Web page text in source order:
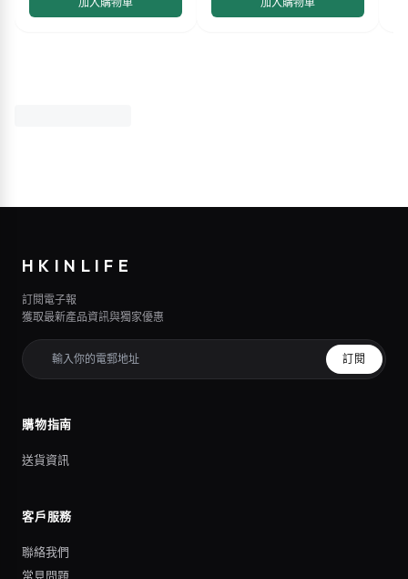
HKINLIFE
訂閱電子報
獲取最新產品資訊與獨家優惠
訂閱
購物指南
送貨資訊
客戶服務
聯絡我們
常見問題